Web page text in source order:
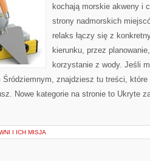
kochają morskie akweny i
strony nadmorskich
relaks łączy się z
kierunku, przez
korzystanie z wody. Jeśli
znajdziesz tu treści, które
Nowe kategorie na stronie to Ukryte
I ICH MISJA